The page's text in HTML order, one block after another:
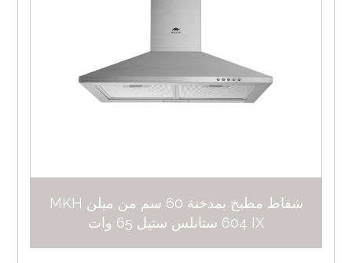
شفاط مطبخ بمدخنة 60 سم من ميلن MKH
604 IX ستانلس ستيل 65 وات